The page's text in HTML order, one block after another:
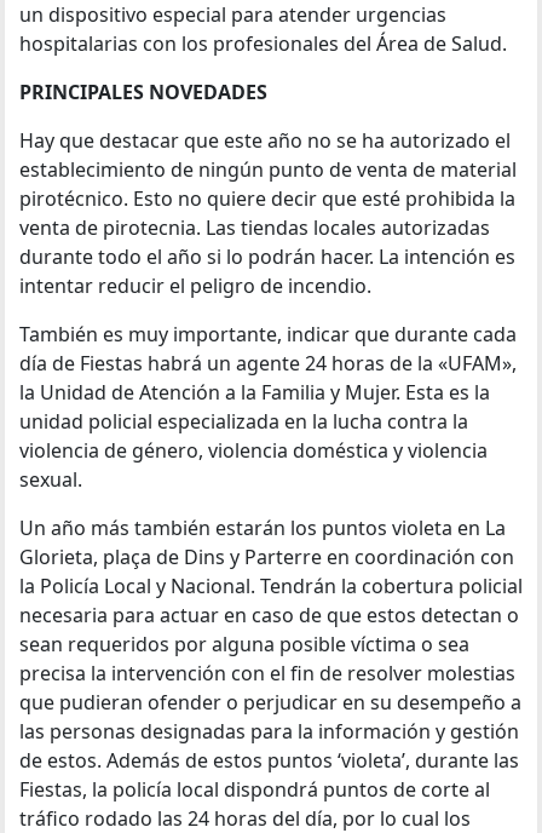
un dispositivo especial para atender urgencias
hospitalarias con los profesionales del Área de Salud.
PRINCIPALES NOVEDADES
Hay que destacar que este año no se ha autorizado el
establecimiento de ningún punto de venta de material
pirotécnico. Esto no quiere decir que esté prohibida la
venta de pirotecnia. Las tiendas locales autorizadas
durante todo el año si lo podrán hacer. La intención es
intentar reducir el peligro de incendio.
También es muy importante, indicar que durante cada
día de Fiestas habrá un agente 24 horas de la «UFAM»,
la Unidad de Atención a la Familia y Mujer. Esta es la
unidad policial especializada en la lucha contra la
violencia de género, violencia doméstica y violencia
sexual.
Un año más también estarán los puntos violeta en La
Glorieta, plaça de Dins y Parterre en coordinación con
la Policía Local y Nacional. Tendrán la cobertura policial
necesaria para actuar en caso de que estos detectan o
sean requeridos por alguna posible víctima o sea
precisa la intervención con el fin de resolver molestias
que pudieran ofender o perjudicar en su desempeño a
las personas designadas para la información y gestión
de estos. Además de estos puntos ‘violeta’, durante las
Fiestas, la policía local dispondrá puntos de corte al
tráfico rodado las 24 horas del día, por lo cual los